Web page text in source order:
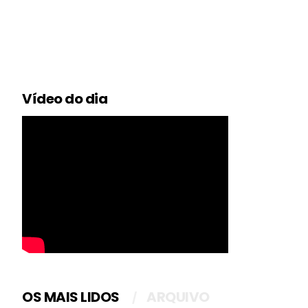
Vídeo do dia
OS MAIS LIDOS